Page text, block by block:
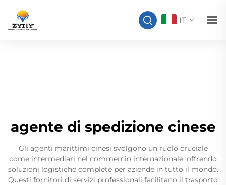
IT
agente di spedizione cinese
Gli agenti marittimi cinesi svolgono un ruolo cruciale
come intermediari nel commercio internazionale, offrendo
soluzioni logistiche complete per aziende in tutto il mondo.
Questi fornitori di servizi professionali facilitano il trasporto